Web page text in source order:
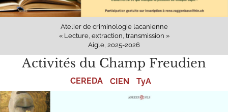
Atelier de criminologie lacanienne
« Lecture, extraction, transmission »
Aigle, 2025-2026
Activités du Champ Freudien
CEREDA CIEN TyA